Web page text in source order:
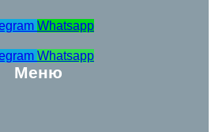
Whatsapp
Whatsapp
Меню